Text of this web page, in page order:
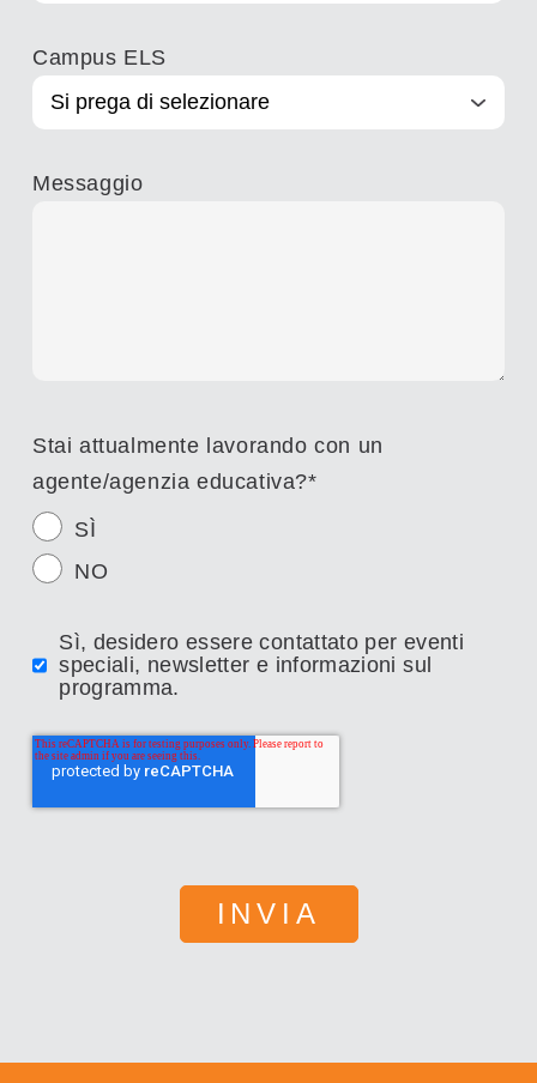
Campus ELS
Messaggio
Stai attualmente lavorando con un
agente/agenzia educativa?*
SÌ
NO
Sì, desidero essere contattato per eventi
speciali, newsletter e informazioni sul
programma.